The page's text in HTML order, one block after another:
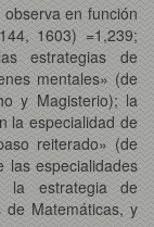
en función
1603) =1,239;
estrategias de
mentales» (de
y Magisterio); la
la especialidad de
reiterado» (de
las especialidades
la estrategia de
Matemáticas, y